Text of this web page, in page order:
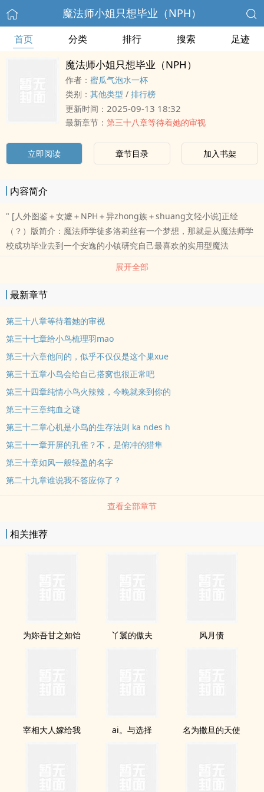
魔法师小姐只想毕业（NPH）
首页 分类 排行 搜索 足迹
魔法师小姐只想毕业（NPH）
作者： 蜜瓜气泡水一杯
类别： 其他类型 / 排行榜
更新时间： 2025-09-13 18:32
最新章节： 第三十八章等待着她的审视
立即阅读 章节目录 加入书架
内容简介
" [人外图鉴＋女嬷＋NPH＋异zhong族＋shuang文轻小说]正经
（？）版简介：魔法师学徒多洛莉丝有一个梦想，那就是从魔法师学
校成功毕业去到一个安逸的小镇研究自己最喜欢的实用型魔法
zhongzhong蘑菇之类的，但横在毕业面前最大的阻碍就是这可恶的
缺少文献资料支持的论文，为了解决这个难题她决定靠自己实践来获
取第一手的异zhong族生zhi相关资料——“我真是个天才”多洛莉丝这
常之中吗？作者碎碎念：完全是个人的XP放出之作，灵感来自《异
zhong族风俗娘评鉴指南》，总之只是想写点伪科普真搞黄的nei容
击xing一点，毕竟是野生的。我觉得异zhong族之间除了shenti差异
之外很好味的一点就是jing神与习xing的差异。或许最初无法理解无
法沟通，但正是因为如此任何细微的违背天xing的转变才会格外美
味。文章nei容里充斥了大量对异zhong族的生zhi以及xingai等nei容
的一本正经胡说八dao，铁打的多洛莉丝liu水的男嘉宾（大部分），
了大家让让我吧，而且魔法世界受伤也可以很快恢复，疲劳也可以轻
易靠魔法缓解，不觉得很适合搞点大尺度吗（
展开全部
最新章节
第三十八章等待着她的审视
第三十七章给小鸟梳理羽mao
第三十六章他问的，似乎不仅仅是这个巢xue
第三十五章小鸟会给自己搭窝也很正常吧
第三十四章纯情小鸟火辣辣，今晚就来到你的
第三十三章纯血之谜
第三十二章心机是小鸟的生存法则 ka ndes h
第三十一章开屏的孔雀？不，是俯冲的猎隼
第三十章如风一般轻盈的名字
第二十九章谁说我不答应你了？
查看全部章节
相关推荐
为妳吾甘之如饴 丫鬟的傲夫 风月债
宰相大人嫁给我 ai。与选择 名为撒旦的天使